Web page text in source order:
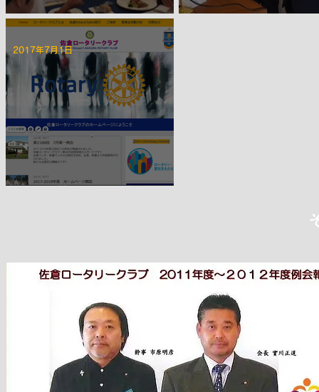
第2190回 7月第三例会
2017年7月1日